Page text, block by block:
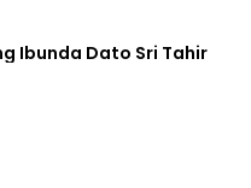
Ibunda Dato Sri Tahir